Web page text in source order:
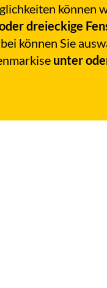
können
dreieckige
können Sie
unter